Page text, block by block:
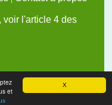
X
et
voir l'article 4 des